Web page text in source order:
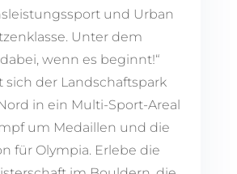
und Urban
Unter dem
wenn es beginnt!“
sich der Landschaftspark
in ein Multi-Sport-Areal
um Medaillen und die
für Olympia. Erlebe die